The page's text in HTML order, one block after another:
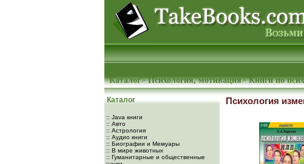
Каталог>Психология, мотивация>Книги по
Каталог
:: Java книги
:: Авто
:: Астрология
:: Аудио книги
:: Биографии и Мемуары
:: В мире животных
:: Гуманитарные и общественные
Психология